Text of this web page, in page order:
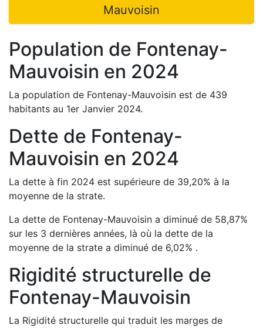
Mauvoisin
Population de Fontenay-
Mauvoisin en 2024
La population de Fontenay-Mauvoisin est de 439
habitants au 1er Janvier 2024.
Dette de Fontenay-
Mauvoisin en 2024
La dette à fin 2024 est supérieure de 39,20% à la
moyenne de la strate.
La dette de Fontenay-Mauvoisin a diminué de 58,87%
sur les 3 dernières années, là où la dette de la
moyenne de la strate a diminué de 6,02% .
Rigidité structurelle de
Fontenay-Mauvoisin
La Rigidité structurelle qui traduit les marges de